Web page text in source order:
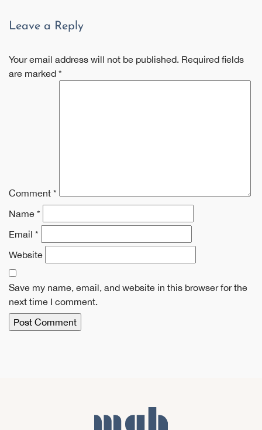
Leave a Reply
Your email address will not be published. Required fields
are marked *
Comment *
Name *
Email *
Website
Save my name, email, and website in this browser for the
next time I comment.